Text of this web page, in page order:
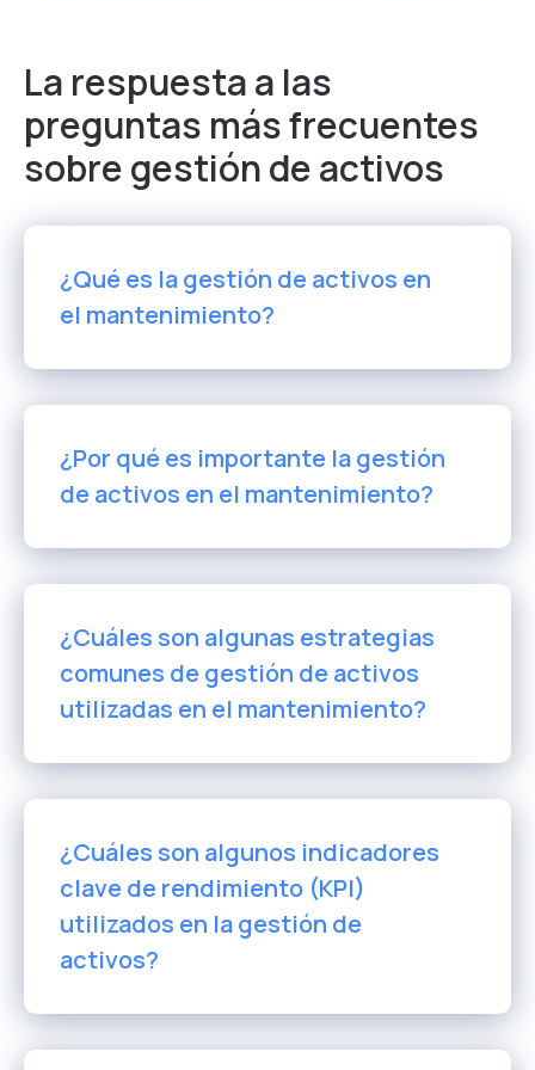
La respuesta a las
preguntas más frecuentes
sobre gestión de activos
¿Qué es la gestión de activos en
el mantenimiento?
¿Por qué es importante la gestión
de activos en el mantenimiento?
¿Cuáles son algunas estrategias
comunes de gestión de activos
utilizadas en el mantenimiento?
¿Cuáles son algunos indicadores
clave de rendimiento (KPI)
utilizados en la gestión de
activos?